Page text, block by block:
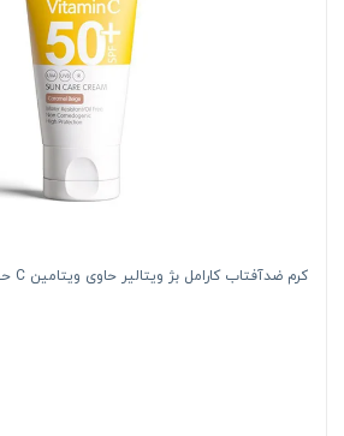
کرم ضدآفتاب کارامل بژ ویتالیر حاوی ویتامین C حجم 40 میلی لیتر